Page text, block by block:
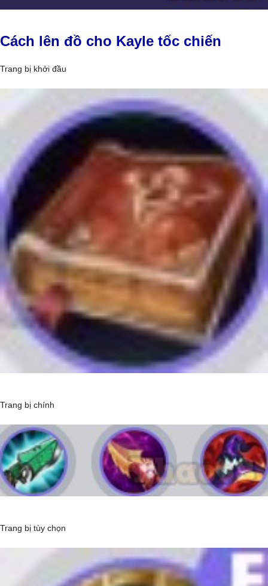
Cách lên đồ cho Kayle tốc chiến
Trang bị khởi đầu
Trang bị chính
Trang bị tùy chọn